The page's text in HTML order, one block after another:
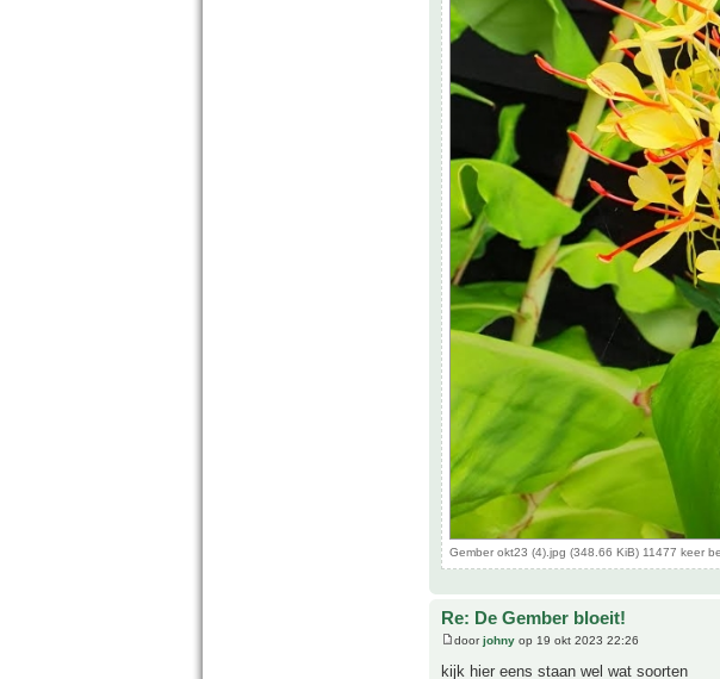
Gember okt23 (4).jpg (348.66 KiB) 11477 keer
Re: De Gember bloeit!
doorjohny op 19 okt 2023 22:26
kijk hier eens staan wel wat soorten